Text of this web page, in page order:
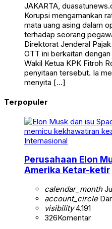
JAKARTA,
Korupsi mengamankan
mata uang asing dalam
terhadap seorang
Direktorat Jenderal
OTT ini berkaitan
Wakil Ketua KPK Fitroh
penyitaan tersebut. Ia
menyita […]
Terpopuler
Internasional
Perusahaan Elon
Amerika Ketar-ketir
calendar_month
account_circle
visibility4.191
326Komentar